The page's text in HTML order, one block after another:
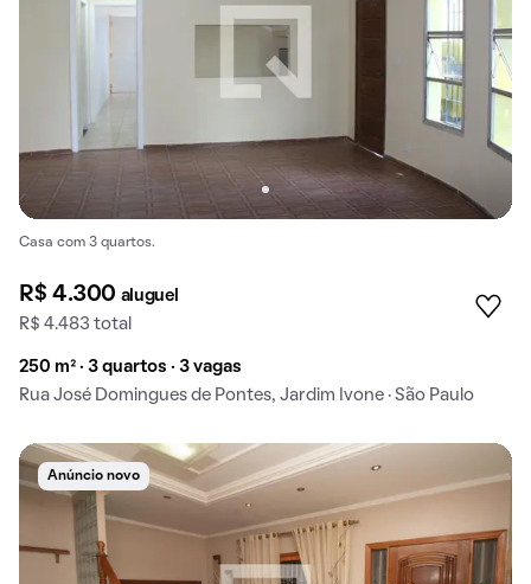
Casa com 3 quartos.
R$ 4.300 aluguel
R$ 4.483 total
250 m² · 3 quartos · 3 vagas
Rua José Domingues de Pontes, Jardim Ivone · São Paulo
Anúncio novo